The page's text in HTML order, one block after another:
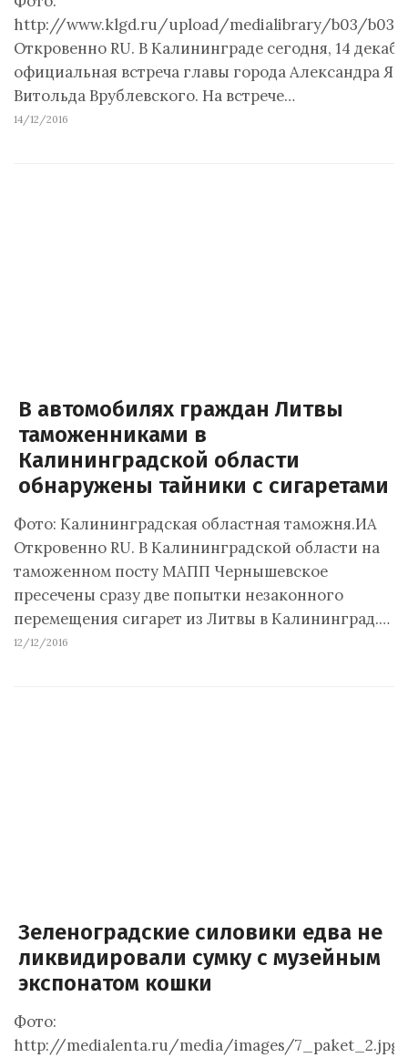
http://www.klgd.ru/upload/medialibrary/b03/
Откровенно RU. В Калининграде сегодня, 14
официальная встреча главы города Александра
Витольда Врублевского. На встрече…
14/12/2016
В автомобилях граждан Литвы
таможенниками в
Калининградской области
обнаружены тайники с сигаретами
Фото: Калининградская областная таможня.ИА
Откровенно RU. В Калининградской области на
таможенном посту МАПП Чернышевское
пресечены сразу две попытки незаконного
перемещения сигарет из Литвы в Калининград.…
12/12/2016
Зеленоградские силовики едва не
ликвидировали сумку с музейным
экспонатом кошки
Фото:
http://medialenta.ru/media/images/7_paket_2.jpg